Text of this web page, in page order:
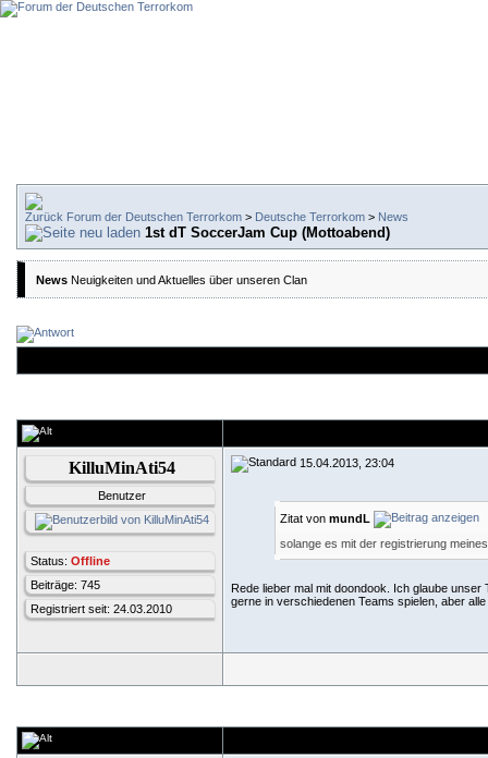
Forum der Deutschen Terrorkom > Deutsche Terrorkom > News
1st dT SoccerJam Cup (Mottoabend)
News Neuigkeiten und Aktuelles über unseren Clan
KilluMinAti54
Benutzer
Status: Offline
Beiträge: 745
Registriert seit: 24.03.2010
15.04.2013, 23:04
Zitat von mundL
solange es mit der registrierung
Rede lieber mal mit doondook. Ich glaube
gerne in verschiedenen Teams spielen, aber